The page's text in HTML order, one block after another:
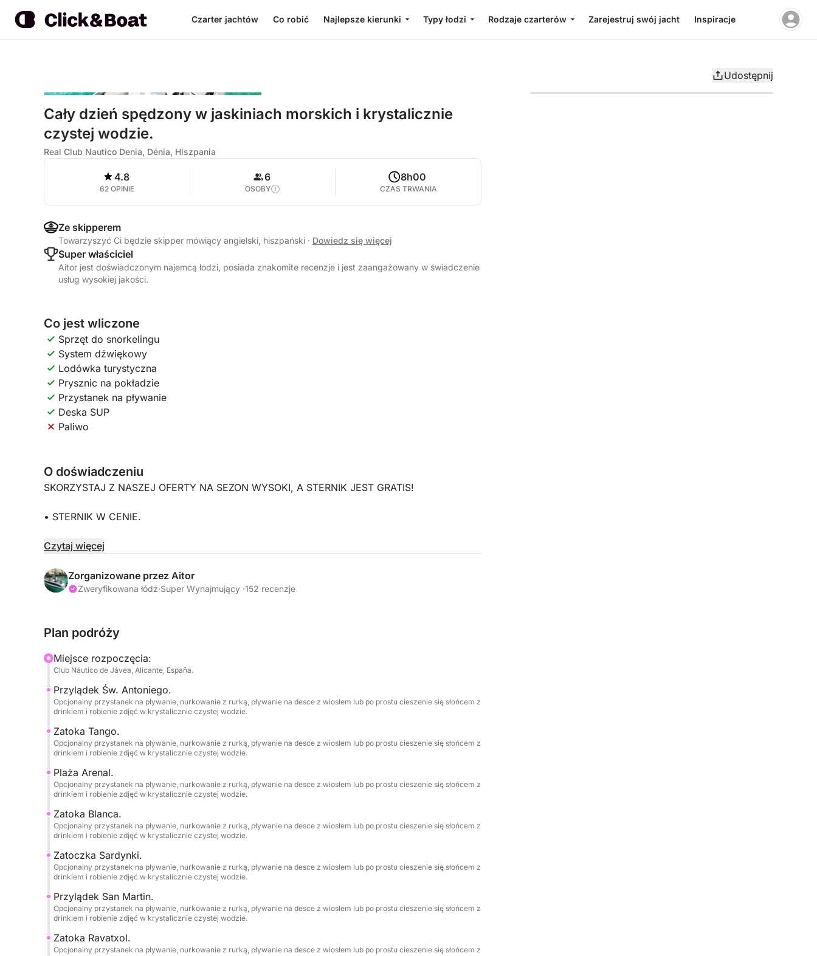
Czarter jachtów Co robić Najlepsze kierunki Typy łodzi Rodzaje czarterów Zarejestruj swój jacht Inspiracje
Udostępnij
Cały dzień spędzony w jaskiniach morskich i krystalicznie
czystej wodzie.
Real Club Nautico Denia, Dénia, Hiszpania
4.8
62 OPINIE
6
OSOBY
8h00
CZAS TRWANIA
Ze skipperem
Towarzyszyć Ci będzie skipper mówiący angielski, hiszpański · Dowiedz się więcej
Super właściciel
Aitor jest doświadczonym najemcą łodzi, posiada znakomite recenzje i jest zaangażowany w świadczenie
usług wysokiej jakości.
Co jest wliczone
Sprzęt do snorkelingu
System dźwiękowy
Lodówka turystyczna
Prysznic na pokładzie
Przystanek na pływanie
Deska SUP
Paliwo
O doświadczeniu
SKORZYSTAJ Z NASZEJ OFERTY NA SEZON WYSOKI, A STERNIK JEST GRATIS!
• STERNIK W CENIE.
• BRAK KAUCJI.
• Paliwo nie jest wliczone w cenę.
// 1 DESKA SUP – W CENIE.
// SPRZĘT DO SNORKELINGU DLA 6 OSÓB – W CENIE.
Jeśli szukasz autentycznych wrażeń na morzu, z dala od zatłoczonych plaż i z ekskluzywnym
dostępem łodzią do najbardziej spektakularnych miejsc na Costa Blanca, ta nowoczesna,
Wyposażona w mocny, 4-suwowy silnik zaburtowy Suzuki o mocy 175 KM. Napędzana
szybka, praktyczna i idealna, ponieważ jej niewielkie zanurzenie pozwala na eksplorację z
bliska krystalicznie czystych, płytkich wód w okolicy, zapuszczanie się do ukrytych jaskiń
morskich i podziwianie zapierających dech w piersiach klifów z niepowtarzalnymi widokami
od strony morza.
••WYPOSAŻENIE I KOMFORT NA POKŁADZIE••
•Echosonda Lowrance® Hook Reveal 9 10"/GPS/ploter.
•Stalowa konstrukcja T-top z 3 m² dużej powierzchni zacienienia.
•System dźwiękowy Sony Marine® z łącznością USB i Bluetooth oraz głośniki morskie Sony
XS-MP o mocy 2 x 90 W.
•Nowa, miękka tapicerka w romby z wygodną pianką o gęstości 40 kg/m².
Czytaj więcej
Zorganizowane przez Aitor
Zweryfikowana łódź·Super Wynajmujący ·152 recenzje
Plan podróży
Miejsce rozpoczęcia:
Club Náutico de Jávea, Alicante, España.
Przylądek Św. Antoniego.
Opcjonalny przystanek na pływanie, nurkowanie z rurką, pływanie na desce z wiosłem lub po prostu cieszenie się słońcem z
drinkiem i robienie zdjęć w krystalicznie czystej wodzie.
Zatoka Tango.
Opcjonalny przystanek na pływanie, nurkowanie z rurką, pływanie na desce z wiosłem lub po prostu cieszenie się słońcem z
drinkiem i robienie zdjęć w krystalicznie czystej wodzie.
Plaża Arenal.
Opcjonalny przystanek na pływanie, nurkowanie z rurką, pływanie na desce z wiosłem lub po prostu cieszenie się słońcem z
drinkiem i robienie zdjęć w krystalicznie czystej wodzie.
Zatoka Blanca.
Opcjonalny przystanek na pływanie, nurkowanie z rurką, pływanie na desce z wiosłem lub po prostu cieszenie się słońcem z
drinkiem i robienie zdjęć w krystalicznie czystej wodzie.
Zatoczka Sardynki.
Opcjonalny przystanek na pływanie, nurkowanie z rurką, pływanie na desce z wiosłem lub po prostu cieszenie się słońcem z
drinkiem i robienie zdjęć w krystalicznie czystej wodzie.
Przylądek San Martin.
Opcjonalny przystanek na pływanie, nurkowanie z rurką, pływanie na desce z wiosłem lub po prostu cieszenie się słońcem z
drinkiem i robienie zdjęć w krystalicznie czystej wodzie.
Zatoka Ravatxol.
Opcjonalny przystanek na pływanie, nurkowanie z rurką, pływanie na desce z wiosłem lub po prostu cieszenie się słońcem z